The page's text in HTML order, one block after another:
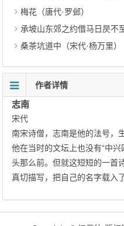
梅花（唐代·罗邺）
承坡山东郊之约借马日昃不
桑茶坑道中（宋代·杨万里）
作者详情
志南
宋代
南宋诗僧，志南是他的法号，
他在当时的文坛上也没有“中兴
头那么前。但就这短短的一首
真切描写，把自己的名字载入